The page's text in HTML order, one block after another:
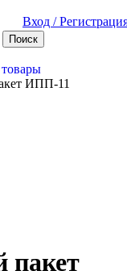
Вход /
Поиск
ИПП-11
пакет